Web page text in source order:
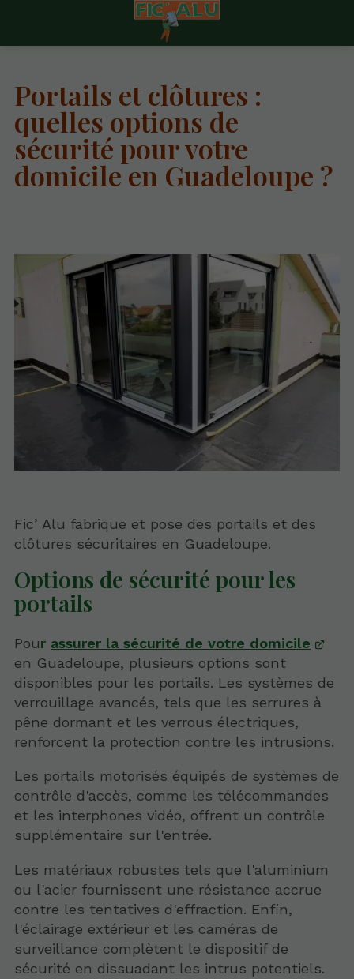
Portails et clôtures :
quelles options de
sécurité pour votre
domicile en Guadeloupe ?
Fic’ Alu fabrique et pose des portails et des
clôtures sécuritaires en Guadeloupe.
Options de sécurité pour les
portails
Pour assurer la sécurité de votre domicile
en Guadeloupe, plusieurs options sont
disponibles pour les portails. Les systèmes de
verrouillage avancés, tels que les serrures à
pêne dormant et les verrous électriques,
renforcent la protection contre les intrusions.
Les portails motorisés équipés de systèmes de
contrôle d'accès, comme les télécommandes
et les interphones vidéo, offrent un contrôle
supplémentaire sur l'entrée.
Les matériaux robustes tels que l'aluminium
ou l'acier fournissent une résistance accrue
contre les tentatives d'effraction. Enfin,
l'éclairage extérieur et les caméras de
surveillance complètent le dispositif de
sécurité en dissuadant les intrus potentiels.